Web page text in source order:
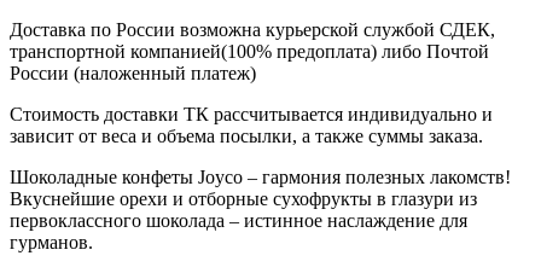
Доставка по России возможна курьерской службой СДЕК,
транспортной компанией(100% предоплата) либо Почтой
России (наложенный платеж)
Стоимость доставки ТК рассчитывается индивидуально и
зависит от веса и объема посылки, а также суммы заказа.
Шоколадные конфеты Joyco – гармония полезных лакомств!
Вкуснейшие орехи и отборные сухофрукты в глазури из
первоклассного шоколада – истинное наслаждение для
гурманов.